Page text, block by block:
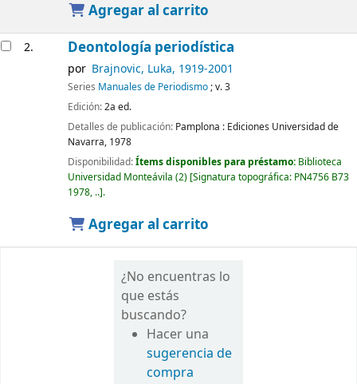
Agregar al carrito
2. Deontología periodística
por Brajnovic, Luka, 1919-2001
Series Manuales de Periodismo; v. 3
Edición:2a ed.
Detalles de publicación: Pamplona : Ediciones Universidad de
Navarra, 1978
Disponibilidad:Ítems disponibles para préstamo: Biblioteca
Universidad Monteávila (2) Signatura topográfica: PN4756 B73
1978, .. .
Agregar al carrito
¿No encuentras lo
que estás
buscando?
Hacer una
sugerencia de
compra